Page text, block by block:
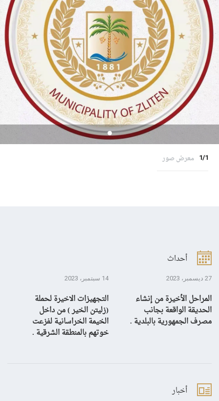
1/1 معرض صور
أحداث
27 ديسمبر، 2023
المراحل الأخيرة من إنشاء
الحديقة الواقعة بجانب
مصرف الجمهورية بالبلدية .
14 سبتمبر، 2023
التجهيزات الاخيرة لحملة
(زليتن الخير ) من داخل
الخيمة الخراسانية لفزعت
خوتهم بالمنطقة الشرقية .
أخبار